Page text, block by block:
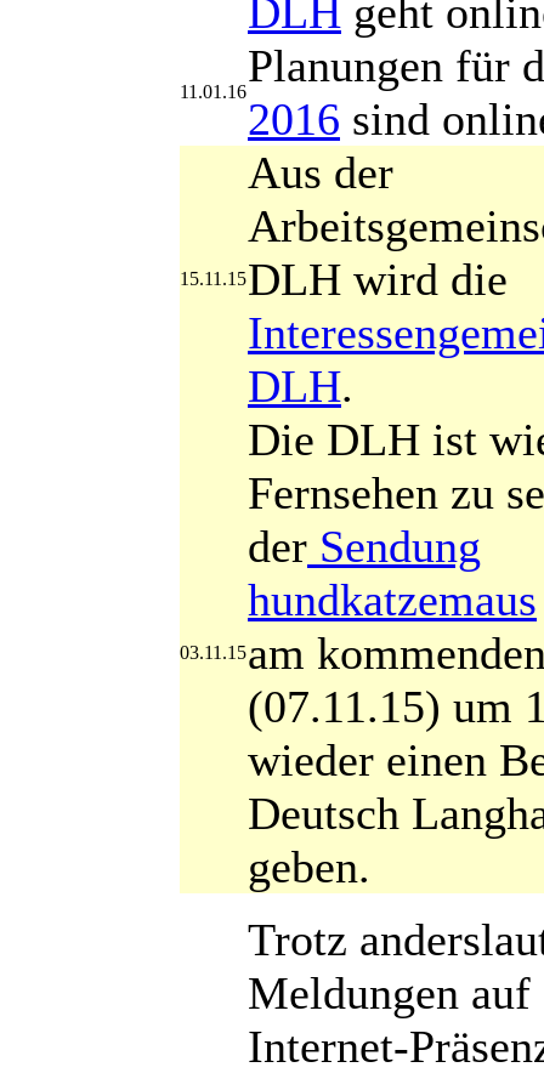
DLH geht
11.01.16
Planungen für
2016 sind
15.11.15
Aus der
DLH wird die
DLH.
03.11.15
Die DLH ist
Fernsehen zu
der Sendung
hundkatzemaus
am
(07.11.15) um
wieder einen
Deutsch
geben.
Trotz
Meldungen auf
Internet-